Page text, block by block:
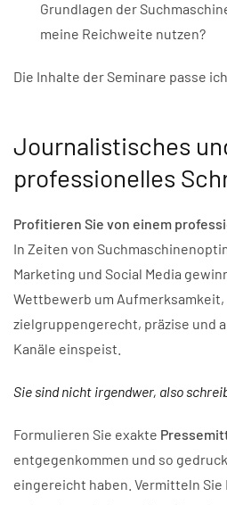
Grundlagen der
meine Reichweite nutzen?
Die Inhalte der Seminare passe
Journalistisches
professionelles
Profitieren Sie von einem
In Zeiten von
Marketing und Social Media
Wettbewerb um
zielgruppengerecht, präzise und
Kanäle einspeist.
Sie sind nicht irgendwer, also
Formulieren Sie exakte
entgegenkommen und so
eingereicht haben. Vermitteln